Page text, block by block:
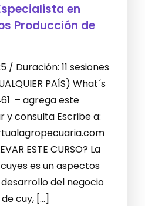
en
Producción de
/ Duración: 11 sesiones
PAÍS) What´s
– agrega este
y consulta Escribe a:
ESTE CURSO? La
es un aspectos
del negocio
cuy, […]